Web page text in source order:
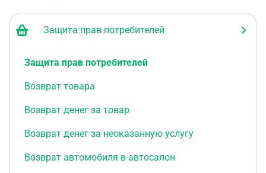
Защита прав потребителей
Защита прав потребителей
Возврат товара
Возврат денег за товар
Возврат денег за неоказанную услугу
Возврат автомобиля в автосалон